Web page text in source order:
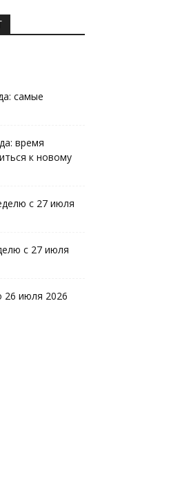
самые
время
к новому
с 27 июля
с 27 июля
26 июля 2026